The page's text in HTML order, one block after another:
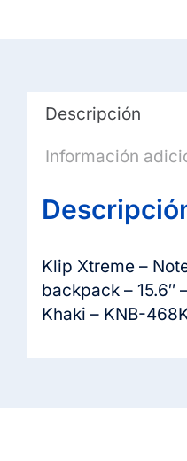
-
468KH
Descripción
Información
Klip Xtreme –
backpack – 15.6″
Khaki – KNB-